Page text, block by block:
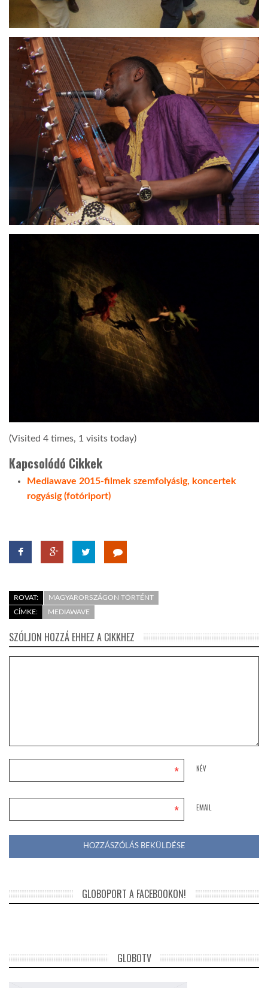
(Visited 4 times, 1 visits today)
Kapcsolódó Cikkek
Mediawave 2015-filmek szemfolyásig, koncertek
rogyásig (fotóriport)
ROVAT:
MAGYARORSZÁGON TÖRTÉNT
CÍMKE:
MEDIAWAVE
SZÓLJON HOZZÁ EHHEZ A CIKKHEZ
NÉV
*
EMAIL
*
GLOBOPORT A FACEBOOKON!
GLOBOTV